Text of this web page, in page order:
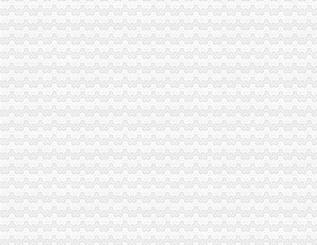
世检检测优惠专业办理电热毯SAA认证,RCM认证,张R-
2018北美洲旅游攻略,北美洲自由行攻略,马蜂窝北美洲出游攻略游记
2018北美洲旅游攻略,北美洲自由行攻略,马蜂窝北美洲出游攻略游记
万事通_新浪新闻
[求助]我老婆发了疯似的要去美国当护士,怎么办？_美国_论坛_天涯社
舞台、电视、电影、摄影（室内外）灯具CCC认证WST专业办理,张R
外高桥办理加洲啤酒进口手续公司/进口啤酒标签备案/流程
毛布牢度检测/加洲65检测报告办理-钱眼商机
加洲光新动态：3月29日加州光举办多层现房让利活动-石家庄搜
C级电梯维保资质办理,应城电梯维保资质如何办理
中方县成立“农投”公司葡萄产业跃上新台阶-食品商务网资讯
中方县成立“农投”公司葡萄产业跃上新台阶
深圳世检检测实验室专业办理导航仪E-MARK认证行车记录仪E-MARK
【全季酒店（厦门会展中心莲前东路店）】地址：思明区莲前东路489
美国东西海岸11日跟团游_春节旅游_春节价团/年二十九出发,赠送
供应低价快速办理无线产品型号核准、无委认证、SRRC
如何办理俄罗斯一年的GOST认证请联系吴_照明栏